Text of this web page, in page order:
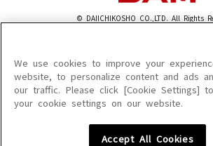
© DAIICHIKOSHO CO.,LTD. All Rights
このサイトに掲載されている一切の文章・画像・写真・動
を問わず、著作権法の定める範囲を超えて無断で複製、転
を禁じます。
楽曲及びコンテンツは、機種によりご利用いただけない場
楽曲及びコンテンツの配信日、配信内容が変更になる場合
We use cookies to improve your
website, to personalize content and ads
our traffic. Please click [Cookie Settings]
your cookie settings on our website.
Accept All Cookies